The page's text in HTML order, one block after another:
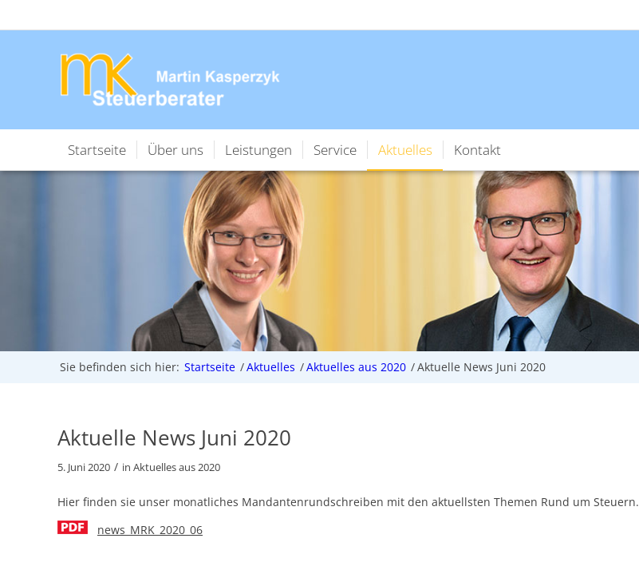
Startseite Über uns Leistungen Service Aktuelles Kontakt
Sie befinden sich hier: Startseite /Aktuelles /Aktuelles aus 2020 /Aktuelle News Juni 2020
Aktuelle News Juni 2020
5. Juni 2020 / in Aktuelles aus 2020
Hier finden sie unser monatliches Mandantenrundschreiben mit den aktuellsten Themen Rund um Steuern.
news_MRK_2020_06